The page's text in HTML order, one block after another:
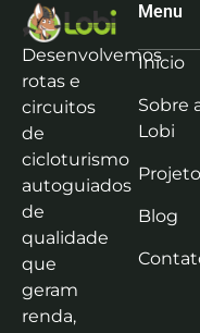
Desenvolvemos
rotas e
circuitos
de
cicloturismo
autoguiados
de
qualidade
que
geram
renda,
Menu
Início
Sobre
Lobi
Blog